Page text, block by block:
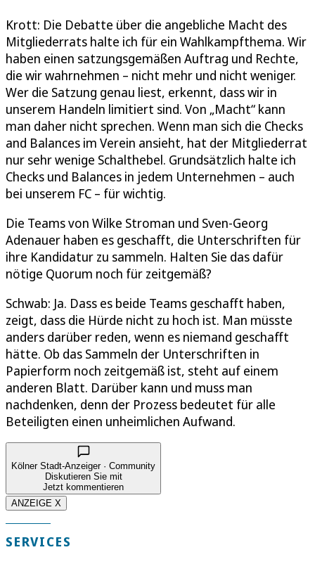
Krott: Die Debatte über die angebliche Macht des
Mitgliederrats halte ich für ein Wahlkampfthema. Wir
haben einen satzungsgemäßen Auftrag und Rechte,
die wir wahrnehmen – nicht mehr und nicht weniger.
Wer die Satzung genau liest, erkennt, dass wir in
unserem Handeln limitiert sind. Von „Macht“ kann
man daher nicht sprechen. Wenn man sich die Checks
and Balances im Verein ansieht, hat der Mitgliederrat
nur sehr wenige Schalthebel. Grundsätzlich halte ich
Checks und Balances in jedem Unternehmen – auch
bei unserem FC – für wichtig.
Die Teams von Wilke Stroman und Sven-Georg
Adenauer haben es geschafft, die Unterschriften für
ihre Kandidatur zu sammeln. Halten Sie das dafür
nötige Quorum noch für zeitgemäß?
Schwab: Ja. Dass es beide Teams geschafft haben,
zeigt, dass die Hürde nicht zu hoch ist. Man müsste
anders darüber reden, wenn es niemand geschafft
hätte. Ob das Sammeln der Unterschriften in
Papierform noch zeitgemäß ist, steht auf einem
anderen Blatt. Darüber kann und muss man
nachdenken, denn der Prozess bedeutet für alle
Beteiligten einen unheimlichen Aufwand.
Kölner Stadt-Anzeiger · Community
Diskutieren Sie mit
Jetzt kommentieren
ANZEIGE X
SERVICES